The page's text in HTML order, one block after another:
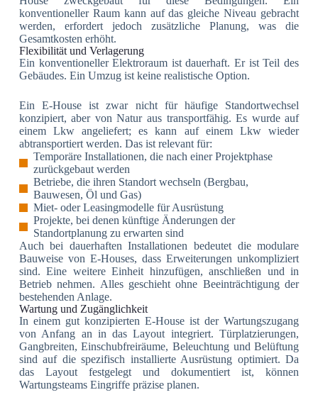
konventioneller Raum kann auf das gleiche Niveau gebracht
werden, erfordert jedoch zusätzliche Planung, was die
Gesamtkosten erhöht.
Flexibilität und Verlagerung
Ein konventioneller Elektroraum ist dauerhaft. Er ist Teil des
Gebäudes. Ein Umzug ist keine realistische Option.
Ein E-House ist zwar nicht für häufige Standortwechsel
konzipiert, aber von Natur aus transportfähig. Es wurde auf
einem Lkw angeliefert; es kann auf einem Lkw wieder
abtransportiert werden. Das ist relevant für:
Temporäre Installationen, die nach einer Projektphase
zurückgebaut werden
Betriebe, die ihren Standort wechseln (Bergbau,
Bauwesen, Öl und Gas)
Miet- oder Leasingmodelle für Ausrüstung
Projekte, bei denen künftige Änderungen der
Standortplanung zu erwarten sind
Auch bei dauerhaften Installationen bedeutet die modulare
Bauweise von E-Houses, dass Erweiterungen unkompliziert
sind. Eine weitere Einheit hinzufügen, anschließen und in
Betrieb nehmen. Alles geschieht ohne Beeinträchtigung der
bestehenden Anlage.
Wartung und Zugänglichkeit
In einem gut konzipierten E-House ist der Wartungszugang
von Anfang an in das Layout integriert. Türplatzierungen,
Gangbreiten, Einschubfreiräume, Beleuchtung und Belüftung
sind auf die spezifisch installierte Ausrüstung optimiert. Da
das Layout festgelegt und dokumentiert ist, können
Wartungsteams Eingriffe präzise planen.